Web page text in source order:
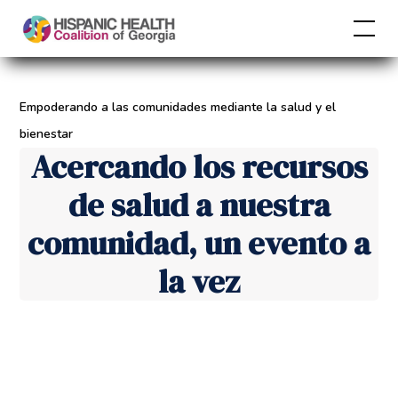
Empoderando a las comunidades mediante la salud y el
bienestar
Acercando los recursos
de salud a nuestra
comunidad, un evento a
la vez